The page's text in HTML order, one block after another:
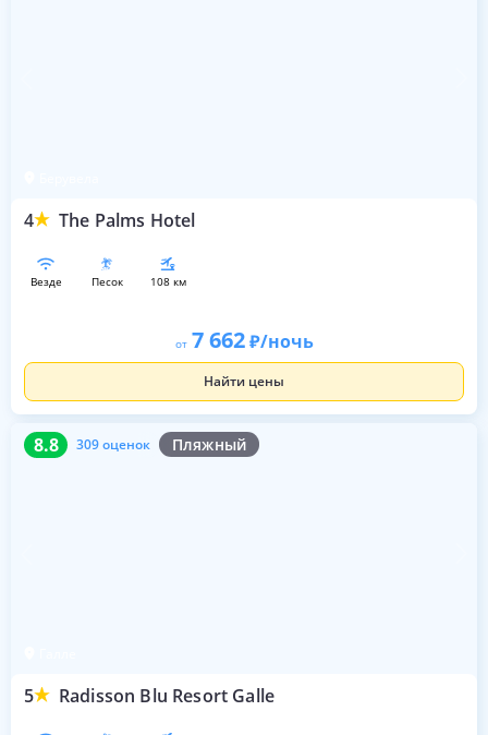
4 The Palms Hotel
везде песок 108 км
от 7 662 /ночь
Найти цены
8.8 309 оценок Пляжный
5 Radisson Blu Resort Galle
8.8 309 оценок